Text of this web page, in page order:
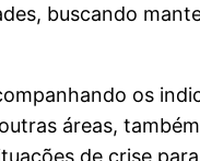
buscando
os
áreas,
de crise